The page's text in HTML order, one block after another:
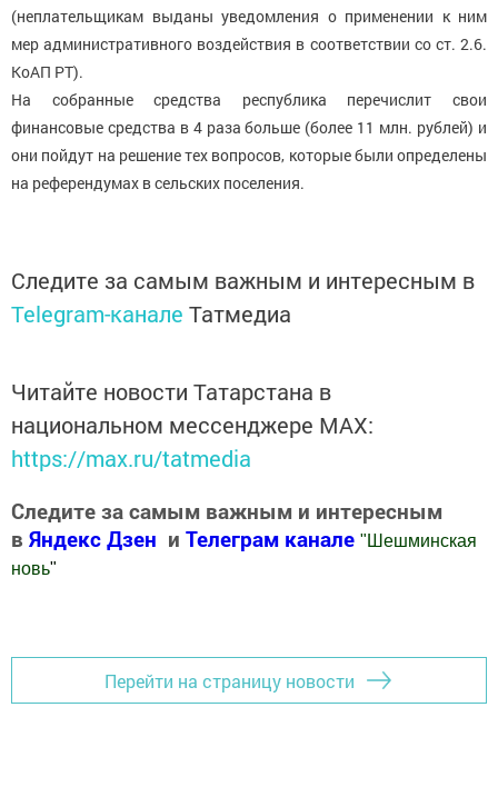
(неплательщикам выданы уведомления о применении к ним
мер административного воздействия в соответствии со ст. 2.6.
КоАП РТ).
На собранные средства республика перечислит свои
финансовые средства в 4 раза больше (более 11 млн. рублей) и
они пойдут на решение тех вопросов, которые были определены
на референдумах в сельских поселения.
Следите за самым важным и интересным в
Telegram-канале Татмедиа
Читайте новости Татарстана в
национальном мессенджере MАХ:
https://max.ru/tatmedia
Следите за самым важным и интересным
в Яндекс Дзен и Телеграм канале " Шешминская
новь"
Перейти на страницу новости